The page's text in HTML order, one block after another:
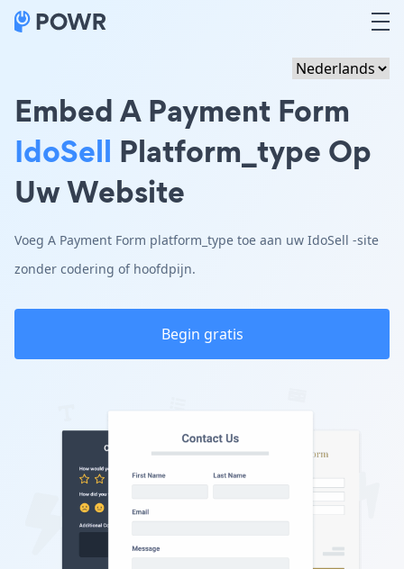
Embed A Payment Form
IdoSell Platform_type Op
Uw Website
Voeg A Payment Form platform_type toe aan uw IdoSell -site
zonder codering of hoofdpijn.
Begin gratis